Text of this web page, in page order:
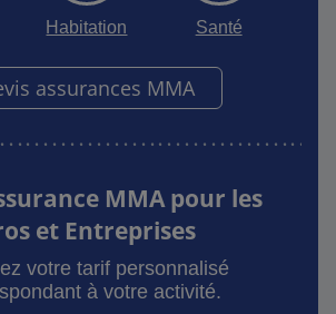
Habitation Santé
assurances MMA
MMA pour les
et Entreprises
votre tarif personnalisé
à votre activité.